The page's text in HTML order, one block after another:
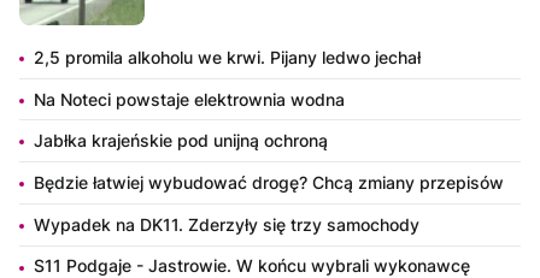
2,5 promila alkoholu we krwi. Pijany ledwo jechał
Na Noteci powstaje elektrownia wodna
Jabłka krajeńskie pod unijną ochroną
Będzie łatwiej wybudować drogę? Chcą zmiany przepisów
Wypadek na DK11. Zderzyły się trzy samochody
S11 Podgaje - Jastrowie. W końcu wybrali wykonawcę